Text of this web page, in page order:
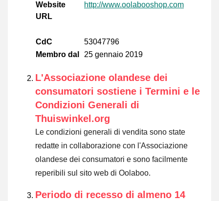
Website
URL
http://www.oolabooshop.com
CdC
53047796
Membro dal
25 gennaio 2019
L'Associazione olandese dei
consumatori sostiene i Termini e le
Condizioni Generali di
Thuiswinkel.org
Le condizioni generali di vendita sono state
redatte in collaborazione con l'Associazione
olandese dei consumatori e sono facilmente
reperibili sul sito web di Oolaboo.
Periodo di recesso di almeno 14